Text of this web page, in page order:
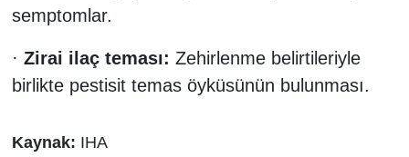
semptomlar.
· Zirai ilaç teması: Zehirlenme belirtileriyle
birlikte pestisit temas öyküsünün bulunması.
Kaynak: IHA